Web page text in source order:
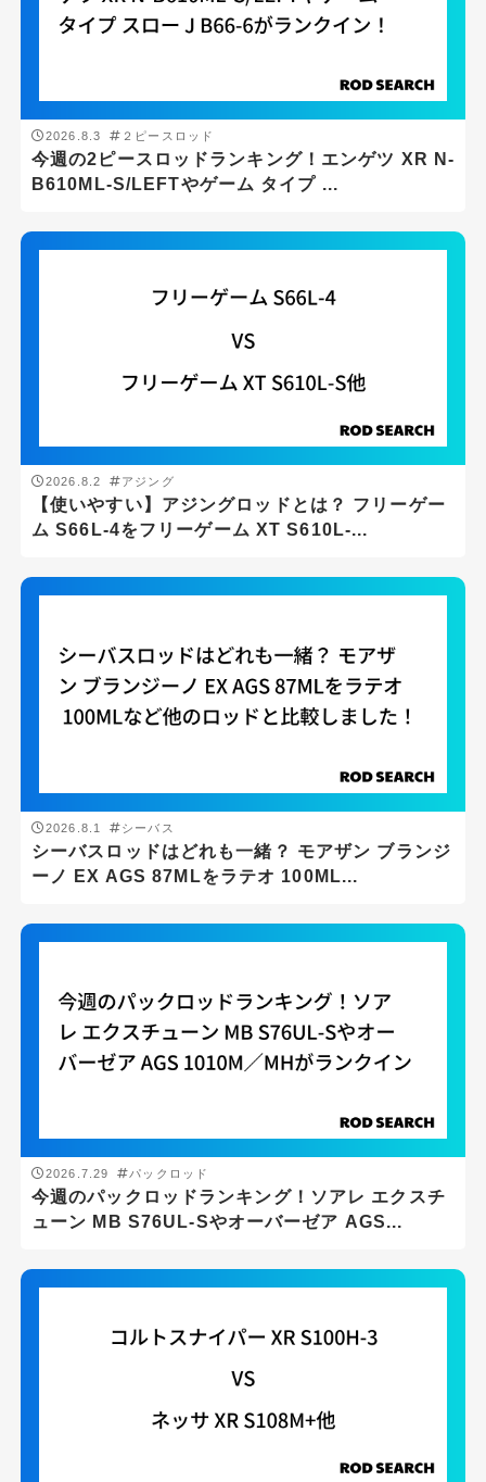
2026.8.3 ２ピースロッド
今週の2ピースロッドランキング！エンゲツ XR N-
B610ML-S/LEFTやゲーム タイプ ...
2026.8.2 アジング
【使いやすい】アジングロッドとは？ フリーゲー
ム S66L-4をフリーゲーム XT S610L-...
2026.8.1 シーバス
シーバスロッドはどれも一緒？ モアザン ブランジ
ーノ EX AGS 87MLをラテオ 100ML...
2026.7.29 パックロッド
今週のパックロッドランキング！ソアレ エクスチ
ューン MB S76UL-Sやオーバーゼア AGS...
サーフ
ボート
沖磯
磯